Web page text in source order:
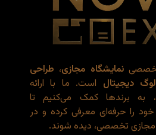
نمایشگاه مجازی، طراحی
دیجیتال است. ما با ارائه
به برندها کمک می‌کنیم تا
را حرفه‌ای معرفی کرده و در
مجازی تخصصی، دیده شوند.